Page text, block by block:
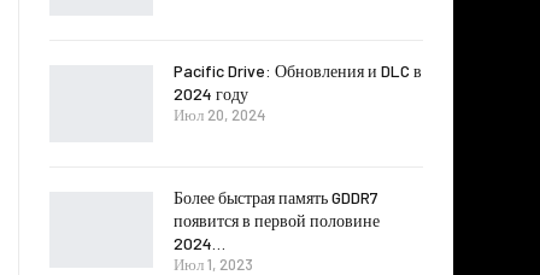
Pacific Drive: Обновления и DLC в
2024 году
Июл 20, 2024
Более быстрая память GDDR7
появится в первой половине
2024…
Июл 1, 2023